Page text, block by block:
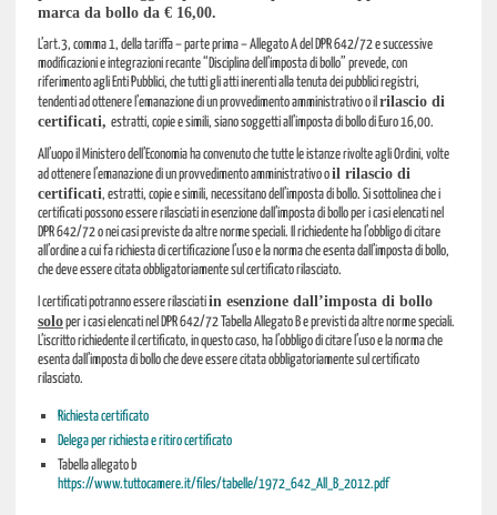
marca da bollo da € 16,00.
L’art.3, comma 1, della tariffa – parte prima – Allegato A del DPR 642/72 e successive
modificazioni e integrazioni recante “Disciplina dell’imposta di bollo” prevede, con
riferimento agli Enti Pubblici, che tutti gli atti inerenti alla tenuta dei pubblici registri,
tendenti ad ottenere l’emanazione di un provvedimento amministrativo o il rilascio di
certificati, estratti, copie e simili, siano soggetti all’imposta di bollo di Euro 16,00.
All’uopo il Ministero dell’Economia ha convenuto che tutte le istanze rivolte agli Ordini, volte
ad ottenere l’emanazione di un provvedimento amministrativo oil rilascio di
certificati, estratti, copie e simili, necessitano dell’imposta di bollo. Si sottolinea che i
certificati possono essere rilasciati in esenzione dall’imposta di bollo per i casi elencati nel
DPR 642/72 o nei casi previste da altre norme speciali. Il richiedente ha l’obbligo di citare
all’ordine a cui fa richiesta di certificazione l’uso e la norma che esenta dall’imposta di bollo,
che deve essere citata obbligatoriamente sul certificato rilasciato.
I certificati potranno essere rilasciatiin esenzione dall’imposta di bollo
soloper i casi elencati nel DPR 642/72 Tabella Allegato B e previsti da altre norme speciali.
L’iscritto richiedente il certificato, in questo caso, ha l’obbligo di citare l’uso e la norma che
esenta dall’imposta di bollo che deve essere citata obbligatoriamente sul certificato
rilasciato.
Richiesta certificato
Delega per richiesta e ritiro certificato
Tabella allegato b
https://www.tuttocamere.it/files/tabelle/1972_642_All_B_2012.pdf